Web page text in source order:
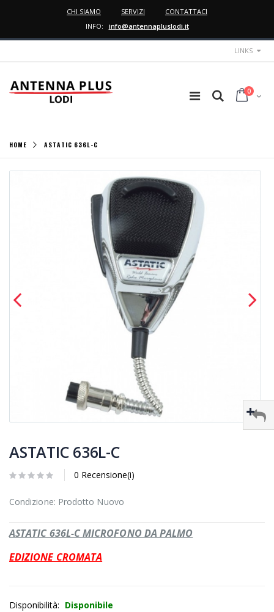
CHI SIAMO SERVIZI
CONTATTACI
INFO:
info@antennapluslodi.it
LINKS
0
HOME ASTATIC 636L-C
ASTATIC 636L-C
0 Recensione(i)
Condizione: Prodotto Nuovo
ASTATIC 636L-C MICROFONO DA PALMO
EDIZIONE CROMATA
Disponibilità: Disponibile